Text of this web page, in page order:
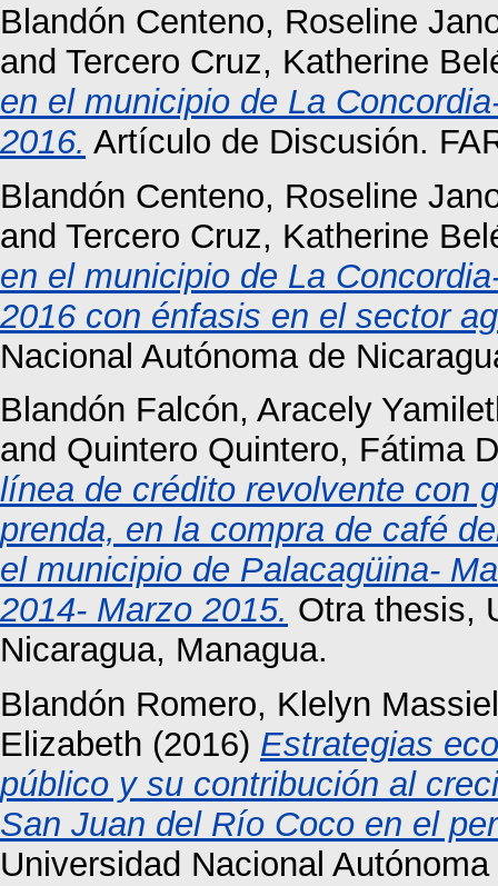
Blandón Centeno, Roseline
and Tercero Cruz, Katherine
en el municipio de La
2016. Artículo de Discusión.
Blandón Centeno, Roseline
and Tercero Cruz, Katherine
en el municipio de La
2016 con énfasis en el sector
Nacional Autónoma de
Blandón Falcón, Aracely
and Quintero Quintero, Fátima
línea de crédito revolvente con
prenda, en la compra de café
el municipio de Palacagüina-
2014- Marzo 2015. Otra thesis,
Nicaragua, Managua.
Blandón Romero, Klelyn Massiel
Elizabeth (2016) Estrategias
público y su contribución al
San Juan del Río Coco en el
Universidad Nacional